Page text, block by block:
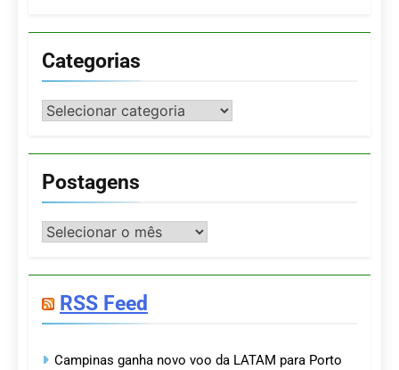
Categorias
Categorias
Postagens
Postagens
RSS Feed
Campinas ganha novo voo da LATAM para Porto